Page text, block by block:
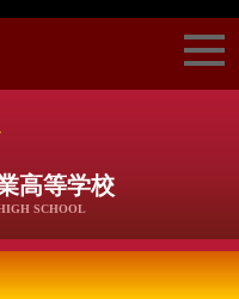
高等学校
SCHOOL